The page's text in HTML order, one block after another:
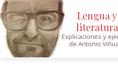
Lengua y
literatura
Explicaciones y
de Antonio